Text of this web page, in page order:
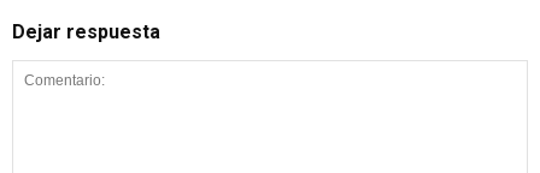
Dejar respuesta